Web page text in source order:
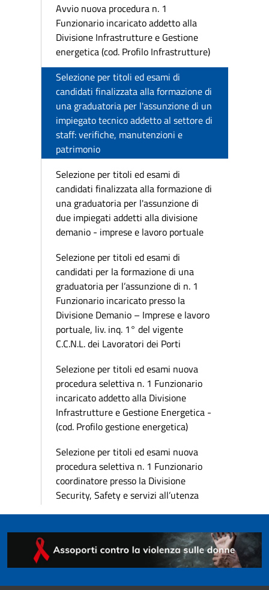
Avvio nuova procedura n. 1
Funzionario incaricato addetto alla
Divisione Infrastrutture e Gestione
energetica (cod. Profilo Infrastrutture)
Selezione per titoli ed esami di
candidati finalizzata alla formazione di
una graduatoria per l'assunzione di un
impiegato tecnico addetto al settore di
staff: verifiche, manutenzioni e
patrimonio
Selezione per titoli ed esami di
candidati finalizzata alla formazione di
una graduatoria per l'assunzione di
due impiegati addetti alla divisione
demanio - imprese e lavoro portuale
Selezione per titoli ed esami di
candidati per la formazione di una
graduatoria per l’assunzione di n. 1
Funzionario incaricato presso la
Divisione Demanio – Imprese e lavoro
portuale, liv. inq. 1° del vigente
C.C.N.L. dei Lavoratori dei Porti
Selezione per titoli ed esami nuova
procedura selettiva n. 1 Funzionario
incaricato addetto alla Divisione
Infrastrutture e Gestione Energetica -
(cod. Profilo gestione energetica)
Selezione per titoli ed esami nuova
procedura selettiva n. 1 Funzionario
coordinatore presso la Divisione
Security, Safety e servizi all’utenza